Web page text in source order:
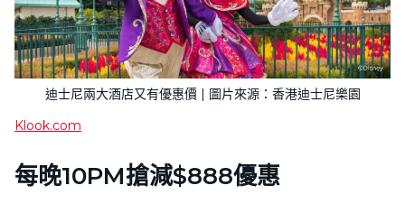
迪士尼兩大酒店又有優惠價 | 圖片來源：香港迪士尼樂園
Klook.com
每晚10PM搶減$888優惠